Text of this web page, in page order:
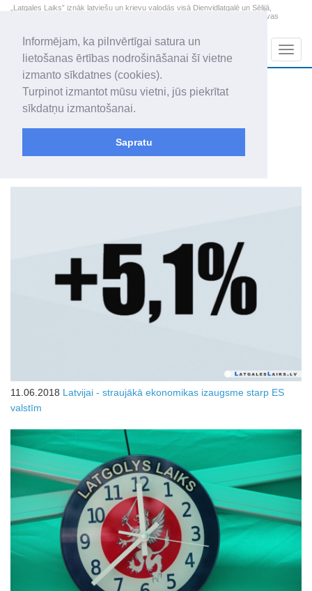
Informējam, ka pilnvērtīgai satura un
lietošanas ērtības nodrošināšanai šī vietne
izmanto sīkdatnes (cookies).
Turpinot izmantot mūsu vietni, jūs piekrītat
sīkdatņu izmantošanai.
Sapratu
„Latgales Laiks” iznāk latviešu un krievu valodās visā Dienvidlatgalē un Sēlijā,
„Latgales Laiks” latviešu valodā aptver Daugavpils valstspilsētu, Augšdaugavas
2026. gada 7. augusts
Piektdiena
Alfrēds, Fredis, Madars
+20.1
Vizuālais arhīvs
11.06.2018 Latvijai - straujākā ekonomikas izaugsme starp ES
valstīm